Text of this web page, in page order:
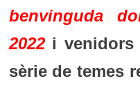
benvinguda
2022i venidors
sèrie de temes